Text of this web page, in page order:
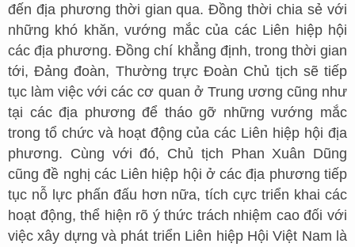
đến địa phương thời gian qua. Đồng thời chia sẻ với
những khó khăn, vướng mắc của các Liên hiệp hội
các địa phương. Đồng chí khẳng định, trong thời gian
tới, Đảng đoàn, Thường trực Đoàn Chủ tịch sẽ tiếp
tục làm việc với các cơ quan ở Trung ương cũng như
tại các địa phương để tháo gỡ những vướng mắc
trong tổ chức và hoạt động của các Liên hiệp hội địa
phương. Cùng với đó, Chủ tịch Phan Xuân Dũng
cũng đề nghị các Liên hiệp hội ở các địa phương tiếp
tục nỗ lực phấn đấu hơn nữa, tích cực triển khai các
hoạt động, thể hiện rõ ý thức trách nhiệm cao đối với
việc xây dựng và phát triển Liên hiệp Hội Việt Nam là